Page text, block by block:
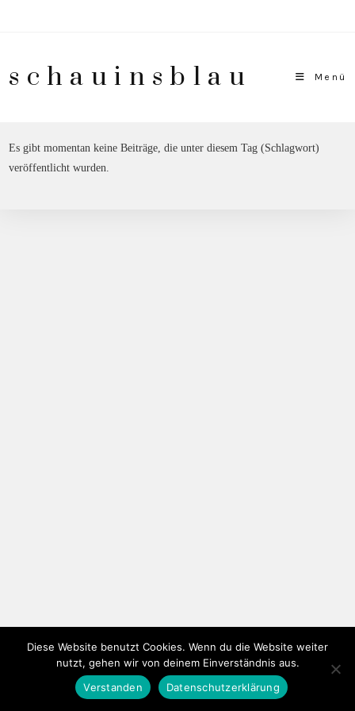
schauinsblau Menü
Es gibt momentan keine Beiträge, die unter diesem Tag (Schlagwort)
veröffentlicht wurden.
Diese Website benutzt Cookies. Wenn du die Website weiter
nutzt, gehen wir von deinem Einverständnis aus.
Verstanden
Datenschutzerklärung